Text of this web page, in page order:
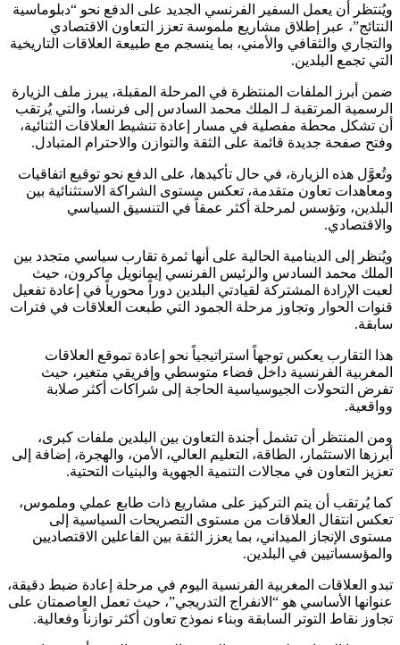
ويُنتظر أن يعمل السفير الفرنسي الجديد على الدفع نحو “دبلوماسية
النتائج”، عبر إطلاق مشاريع ملموسة تعزز التعاون الاقتصادي
والتجاري والثقافي والأمني، بما ينسجم مع طبيعة العلاقات التاريخية
التي تجمع البلدين.
ضمن أبرز الملفات المنتظرة في المرحلة المقبلة، يبرز ملف الزيارة
الرسمية المرتقبة لـ الملك محمد السادس إلى فرنسا، والتي يُرتقب
أن تشكل محطة مفصلية في مسار إعادة تنشيط العلاقات الثنائية،
وفتح صفحة جديدة قائمة على الثقة والتوازن والاحترام المتبادل.
وتُعوَّل هذه الزيارة، في حال تأكيدها، على الدفع نحو توقيع اتفاقيات
ومعاهدات تعاون متقدمة، تعكس مستوى الشراكة الاستثنائية بين
البلدين، وتؤسس لمرحلة أكثر عمقاً في التنسيق السياسي
والاقتصادي.
ويُنظر إلى الدينامية الحالية على أنها ثمرة تقارب سياسي متجدد بين
الملك محمد السادس والرئيس الفرنسي إيمانويل ماكرون، حيث
لعبت الإرادة المشتركة لقيادتي البلدين دوراً محورياً في إعادة تفعيل
قنوات الحوار وتجاوز مرحلة الجمود التي طبعت العلاقات في فترات
سابقة.
هذا التقارب يعكس توجهاً استراتيجياً نحو إعادة تموقع العلاقات
المغربية الفرنسية داخل فضاء متوسطي وإفريقي متغير، حيث
تفرض التحولات الجيوسياسية الحاجة إلى شراكات أكثر صلابة
وواقعية.
ومن المنتظر أن تشمل أجندة التعاون بين البلدين ملفات كبرى،
أبرزها الاستثمار، الطاقة، التعليم العالي، الأمن، والهجرة، إضافة إلى
تعزيز التعاون في مجالات التنمية الجهوية والبنيات التحتية.
كما يُرتقب أن يتم التركيز على مشاريع ذات طابع عملي وملموس،
تعكس انتقال العلاقات من مستوى التصريحات السياسية إلى
مستوى الإنجاز الميداني، بما يعزز الثقة بين الفاعلين الاقتصاديين
والمؤسساتيين في البلدين.
تبدو العلاقات المغربية الفرنسية اليوم في مرحلة إعادة ضبط دقيقة،
عنوانها الأساسي هو “الانفراج التدريجي”، حيث تعمل العاصمتان على
تجاوز نقاط التوتر السابقة وبناء نموذج تعاون أكثر توازناً وفعالية.